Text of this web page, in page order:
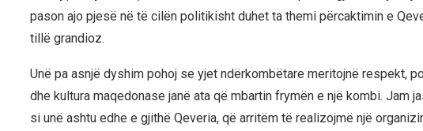
pason ajo pjesë në të cilën politikisht duhet ta themi përcaktimin e
tillë grandioz.
Unë pa asnjë dyshim pohoj se yjet ndërkombëtare meritojnë respekt,
dhe kultura maqedonase janë ata që mbartin frymën e një kombi. Jam
si unë ashtu edhe e gjithë Qeveria, që arritëm të realizojmë një